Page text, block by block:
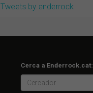
Tweets by enderrock
Cerca a Enderrock.cat: